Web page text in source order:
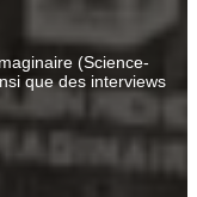
(Science-
que des interviews